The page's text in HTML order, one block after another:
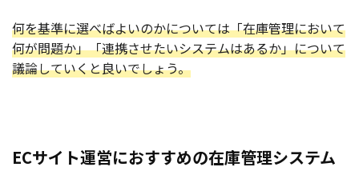
何を基準に選べばよいのかについては「在庫管理において
何が問題か」「連携させたいシステムはあるか」について
議論していくと良いでしょう。
ECサイト運営におすすめの在庫管理システム